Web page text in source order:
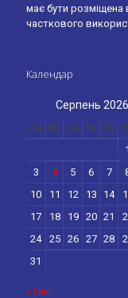
має бути розміщена
часткового
Календар
Серпень 2026
Пн Вт Ср Чт Пт
1
3
4 5 6 7
10
11 12 13 14
17
18 19 20 21
24
25 26 27 28
31
« Лип